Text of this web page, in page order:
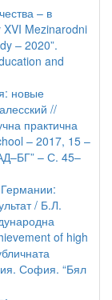
– в
XVI Mezinarodni
– 2020”.
and
новые
//
практична
– 2017, 15 –
– С. 45–
/ Б.Л.
of high
София. “Бял